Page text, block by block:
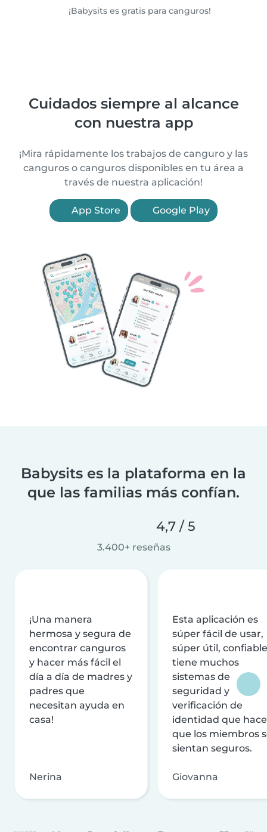
¡Babysits es gratis para canguros!
Cuidados siempre al alcance
con nuestra app
¡Mira rápidamente los trabajos de canguro y las
canguros o canguros disponibles en tu área a
través de nuestra aplicación!
App Store Google Play
Babysits es la plataforma en la
que las familias más confían.
4,7 / 5
3.400+ reseñas
¡Una manera
hermosa y segura de
encontrar canguros
y hacer más fácil el
día a día de madres y
padres que
necesitan ayuda en
casa!
Nerina
Esta aplicación es
súper fácil de usar,
súper útil,
tiene muchos
sistemas de
seguridad y
verificación de
identidad que
que los miembros
sientan seguros.
Giovanna